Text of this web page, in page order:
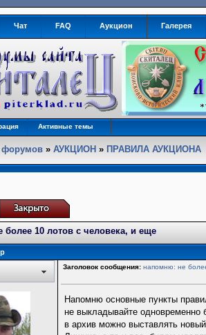
Чат FAQ Аукцион Галерея
Активные темы
форумов »АУКЦИОН » ПРАВИЛА АУКЦИОНА
10 лотов с человека, и еще
Заголовок сообщения: напомню: не
Напомню основные пункты
не выкладывайте одновременно
в архив можно выставлять